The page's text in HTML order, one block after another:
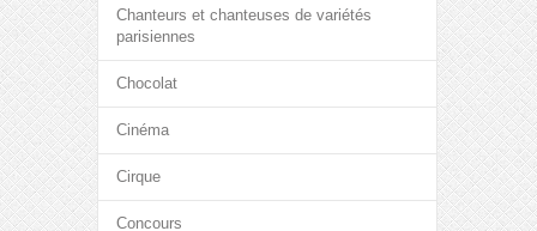
Chanteurs et chanteuses de variétés
parisiennes
Chocolat
Cinéma
Cirque
Concours